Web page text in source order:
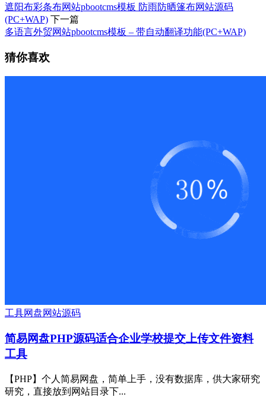
遮阳布彩条布网站pbootcms模板 防雨防晒篷布网站源码
(PC+WAP) 下一篇
多语言外贸网站pbootcms模板 – 带自动翻译功能(PC+WAP)
猜你喜欢
工具网盘网站源码
简易网盘PHP源码适合企业学校提交上传文件资料
工具
【PHP】个人简易网盘，简单上手，没有数据库，供大家研究
研究，直接放到网站目录下...